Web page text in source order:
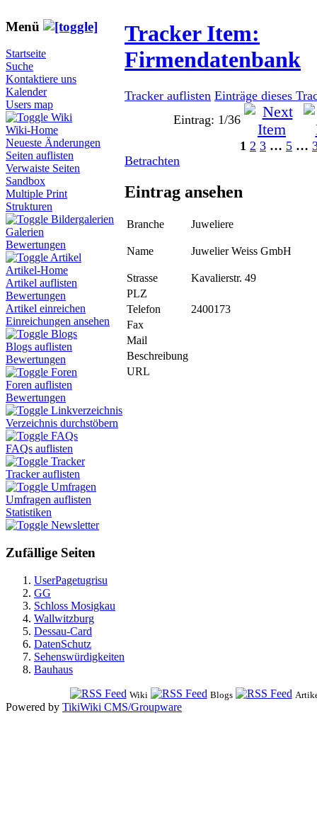
Menü
Startseite
Suche
Kontaktiere uns
Kalender
Users map
Wiki
Wiki-Home
Neueste Änderungen
Seiten auflisten
Verwaiste Seiten
Sandbox
Multiple Print
Strukturen
Bildergalerien
Galerien
Bewertungen
Artikel
Artikel-Home
Artikel auflisten
Bewertungen
Artikel einreichen
Einreichungen ansehen
Blogs
Blogs auflisten
Bewertungen
Foren
Foren auflisten
Bewertungen
Linkverzeichnis
Verzeichnis durchstöbern
FAQs
FAQs auflisten
Tracker
Tracker auflisten
Umfragen
Umfragen auflisten
Statistiken
Newsletter
Zufällige Seiten
UserPagetugrisu
GG
Schloss Mosigkau
Wallwitzburg
Dessau-Card
DatenSchutz
Sehenswürdigkeiten
Bauhaus
Tracker Item:
Firmendatenbank
Tracker auflisten Einträge dieses
Eintrag: 1/36
1 2 3 … 5 …
Betrachten
Eintrag ansehen
Branche Juweliere
Name Juwelier Weiss GmbH
Strasse
Kavalierstr. 49
PLZ
Telefon
2400173
Fax
Mail
Beschreibung
URL
Wiki Blogs
Powered by TikiWiki CMS/Groupware